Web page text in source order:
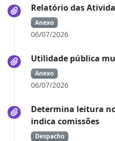
Relatório das
Anexo
06/07/2026
Utilidade pública
Anexo
06/07/2026
Determina leitura
indica comissões
Despacho